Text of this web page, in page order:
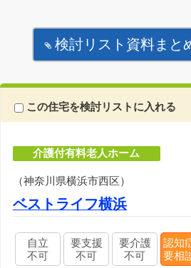
検討リスト資料まと
この住宅を検討リストに入れる
介護付有料老人ホーム
（神奈川県横浜市西区）
ベストライフ横浜
自立
不可
要支援
不可
要介護
不可
認知
要相